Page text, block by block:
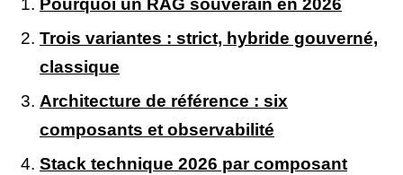
Pourquoi un RAG souverain en 2026
Trois variantes : strict, hybride gouverné,
classique
Architecture de référence : six
composants et observabilité
Stack technique 2026 par composant